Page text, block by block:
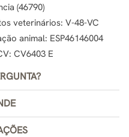
(46790)
veterinários: V-48-VC
animal: ESP46146004
CV6403 E